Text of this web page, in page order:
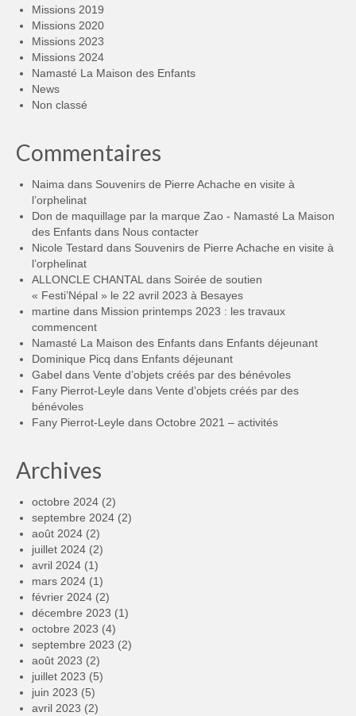
Missions 2019
Missions 2020
Missions 2023
Missions 2024
Namasté La Maison des Enfants
News
Non classé
Commentaires
Naima dans Souvenirs de Pierre Achache en visite à
l’orphelinat
Don de maquillage par la marque Zao - Namasté La Maison
des Enfants dans Nous contacter
Nicole Testard dans Souvenirs de Pierre Achache en visite à
l’orphelinat
ALLONCLE CHANTAL dans Soirée de soutien
« Festi’Népal » le 22 avril 2023 à Besayes
martine dans Mission printemps 2023 : les travaux
commencent
Namasté La Maison des Enfants dans Enfants déjeunant
Dominique Picq dans Enfants déjeunant
Gabel dans Vente d’objets créés par des bénévoles
Fany Pierrot-Leyle dans Vente d’objets créés par des
bénévoles
Fany Pierrot-Leyle dans Octobre 2021 – activités
Archives
octobre 2024 (2)
septembre 2024 (2)
août 2024 (2)
juillet 2024 (2)
avril 2024 (1)
mars 2024 (1)
février 2024 (2)
décembre 2023 (1)
octobre 2023 (4)
septembre 2023 (2)
août 2023 (2)
juillet 2023 (5)
juin 2023 (5)
avril 2023 (2)